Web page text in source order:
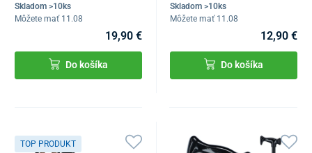
Skladom >10ks
Môžete mať 11.08
19,90 €
Do košíka
Skladom >10ks
Môžete mať 11.08
12,90 €
Do košíka
TOP PRODUKT